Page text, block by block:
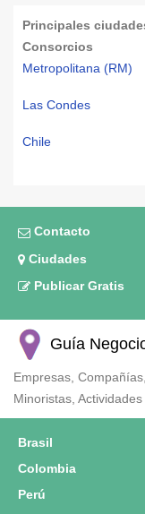
Principales
Consorcios
Metropolitana (RM)
Las Condes
Chile
Contacto
Ciudades
Publicar Gratis
Guía
Empresas,
Minoristas, Actividades
Brasil
Colombia
Perú